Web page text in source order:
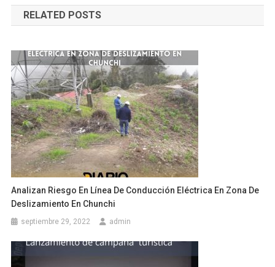
entradas
RELATED POSTS
Analizan Riesgo En Línea De Conducción Eléctrica En Zona De
Deslizamiento En Chunchi
septiembre 29, 2022 admin